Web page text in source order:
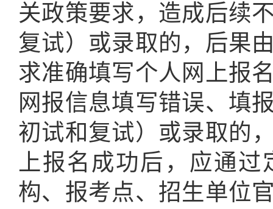
关政策要求，造成后续
复试） 或录取的，后果
求准确填写个人网上报
网报信息填写错误、填
初试和复试） 或录取的
上报名成功后，应通
构、报考点、招生单位